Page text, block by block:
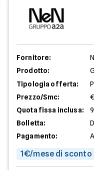
Fornitore:
Prodotto:
Tipologia offerta:
Prezzo/Smc:
Quota fissa inclusa:
Bolletta:
Pagamento:
1€/mese di sconto